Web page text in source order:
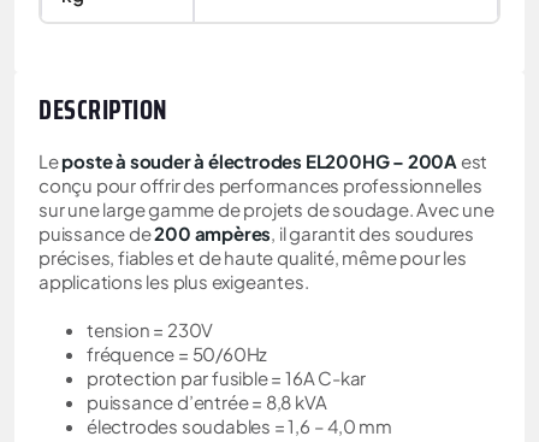
DESCRIPTION
Leposte à souder à électrodes EL200HG – 200A est
conçu pour offrir des performances professionnelles
sur une large gamme de projets de soudage. Avec une
puissance de200 ampères, il garantit des soudures
précises, fiables et de haute qualité, même pour les
applications les plus exigeantes.
tension = 230V
fréquence = 50/60Hz
protection par fusible = 16A C-kar
puissance d’entrée = 8,8 kVA
électrodes soudables = 1,6 – 4,0 mm